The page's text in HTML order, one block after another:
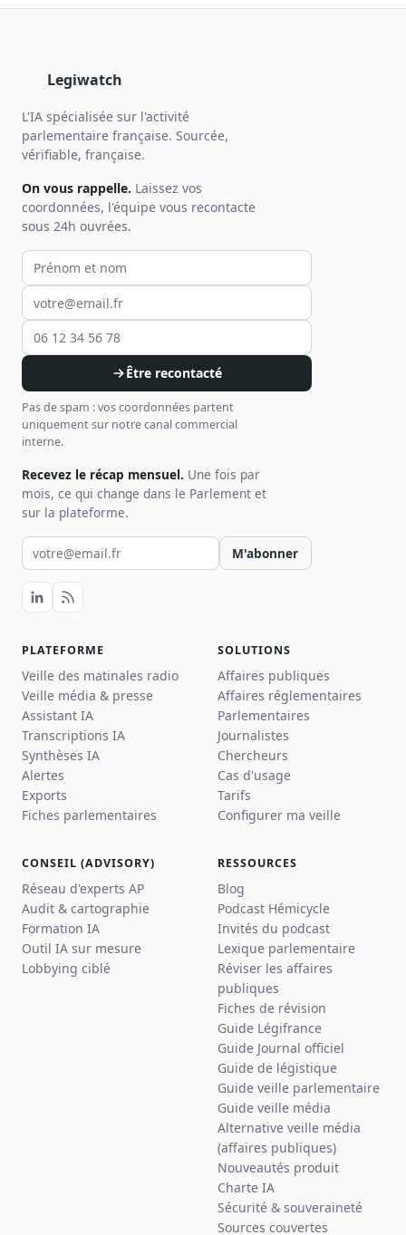
Legiwatch
L'IA spécialisée sur l'activité
parlementaire française. Sourcée,
vérifiable, française.
On vous rappelle. Laissez vos
coordonnées, l'équipe vous recontacte
sous 24h ouvrées.
Votre prénom et nom
Votre email
Votre téléphone
Être recontacté
Pas de spam : vos coordonnées partent
uniquement sur notre canal commercial
interne.
Recevez le récap mensuel. Une fois par
mois, ce qui change dans le Parlement et
sur la plateforme.
Votre email pour la newsletter
M'abonner
PLATEFORME
Veille des matinales radio
Veille média & presse
Assistant IA
Transcriptions IA
Synthèses IA
Alertes
Exports
Fiches parlementaires
SOLUTIONS
Affaires publiques
Affaires réglementaires
Parlementaires
Journalistes
Chercheurs
Cas d'usage
Tarifs
Configurer ma veille
CONSEIL (ADVISORY)
Réseau d'experts AP
Audit & cartographie
Formation IA
Outil IA sur mesure
Lobbying ciblé
RESSOURCES
Blog
Podcast Hémicycle
Invités du podcast
Lexique parlementaire
Réviser les affaires
publiques
Fiches de révision
Guide Légifrance
Guide Journal officiel
Guide de légistique
Guide veille parlementaire
Guide veille média
Alternative veille média
(affaires publiques)
Nouveautés produit
Charte IA
Sécurité & souveraineté
Sources couvertes